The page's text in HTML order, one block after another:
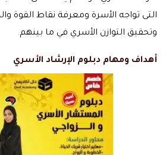
التى تواجه الأسرة ومعرفة نقاط القوة
وتحقيق التوازن الأسري في ما بينهم.
أهداف ومهام دبلوم الإرشاد الأسري